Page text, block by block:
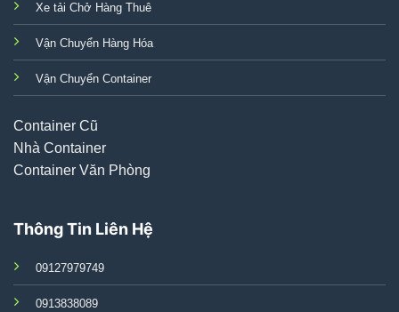
Xe tải Chở Hàng Thuê
Vận Chuyển Hàng Hóa
Vận Chuyển Container
Container Cũ
Nhà Container
Container Văn Phòng
Thông Tin Liên Hệ
09127979749
0913838089